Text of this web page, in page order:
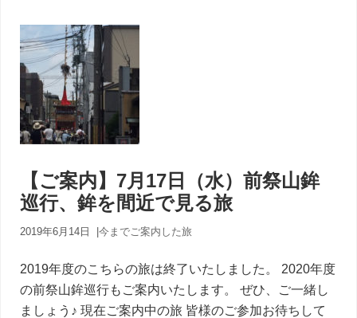
【ご案内】7月17日（水）前祭山鉾
巡行、鉾を間近で見る旅
2019年6月14日 今までご案内した旅
2019年度のこちらの旅は終了いたしました。 2020年度
の前祭山鉾巡行もご案内いたします。 ぜひ、ご一緒し
ましょう♪ 現在ご案内中の旅 皆様のご参加お待ちして